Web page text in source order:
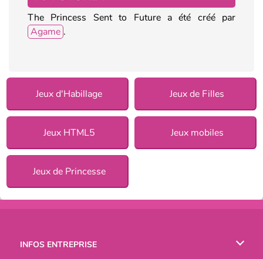
The Princess Sent to Future a été créé par
Agame .
Jeux d'Habillage Jeux de Filles
Jeux HTML5 Jeux mobiles
Jeux de Princesse
INFOS ENTREPRISE